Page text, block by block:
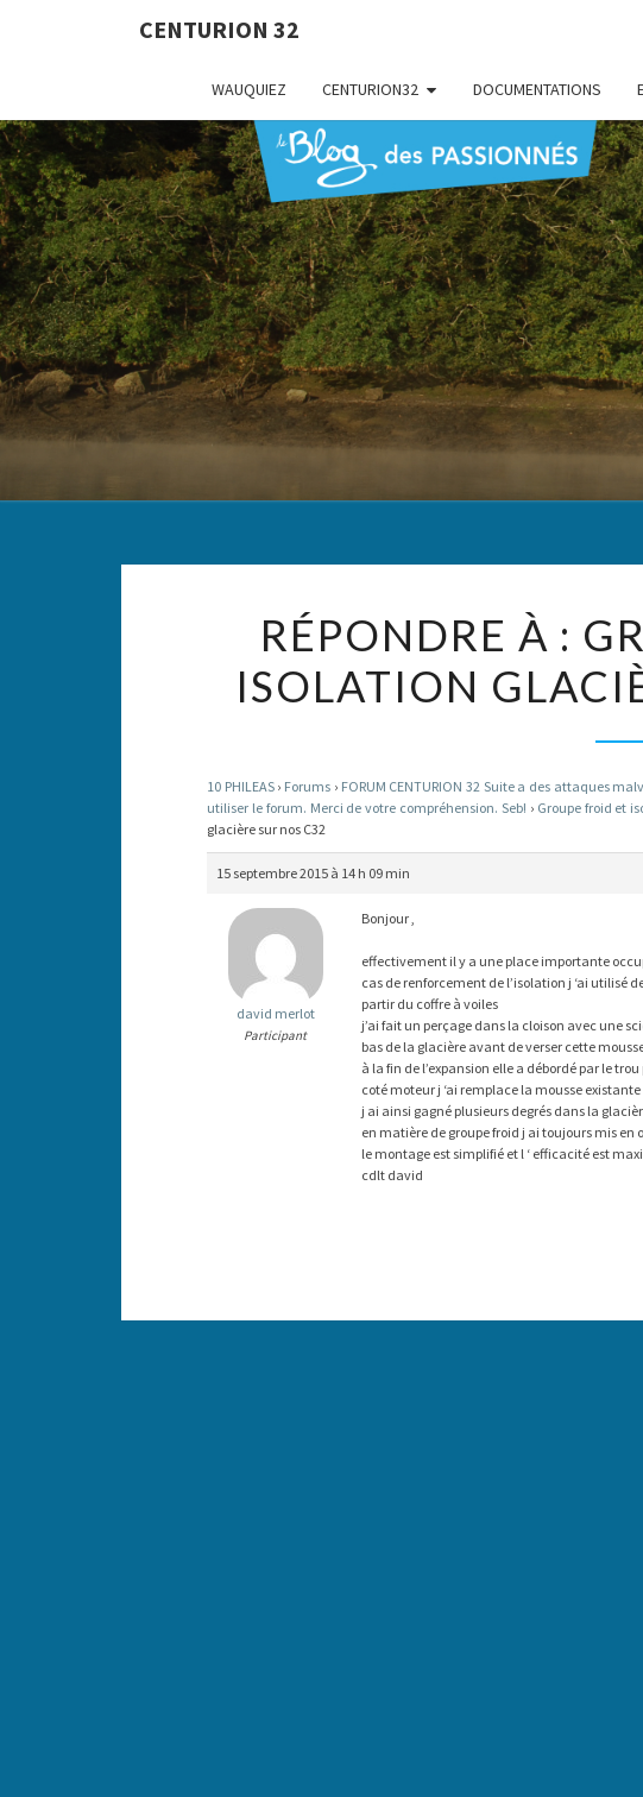
CENTURION 32
WAUQUIEZ CENTURION32 DOCUMENTATIONS
RÉPONDRE À :
ISOLATION
10 PHILEAS › Forums › FORUM CENTURION 32 Suite a des attaques
utiliser le forum. Merci de votre compréhension. Seb! › Groupe froid et
glacière sur nos C32
15 septembre 2015 à 14 h 09 min
david merlot
Participant
Bonjour ,
effectivement il y a une place importante
cas de renforcement de l’isolation j ‘ai utilisé
partir du coffre à voiles
j’ai fait un perçage dans la cloison avec une
bas de la glacière avant de verser cette
à la fin de l’expansion elle a débordé par le
coté moteur j ‘ai remplace la mousse
j ai ainsi gagné plusieurs degrés dans la
en matière de groupe froid j ai toujours mis
le montage est simplifié et l ‘ efficacité est
cdlt david